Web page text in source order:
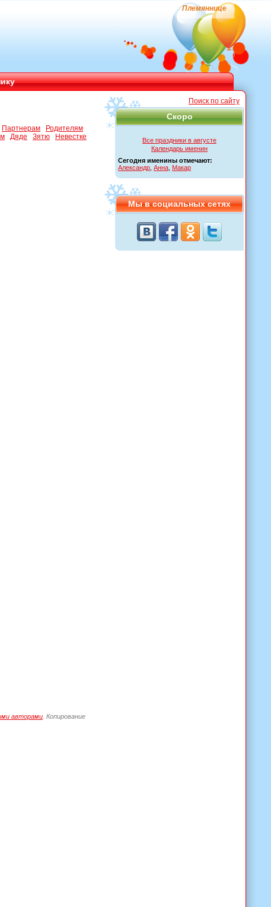
Племяннице
Поиск по сайту
Скоро
Все праздники в августе
Календарь именин
Сегодня именины отмечают:
Александр Анна Макар
Мы в социальных сетях
Партнерам
Родителям
Дяде Зятю
Невестке
авторами . Копирование